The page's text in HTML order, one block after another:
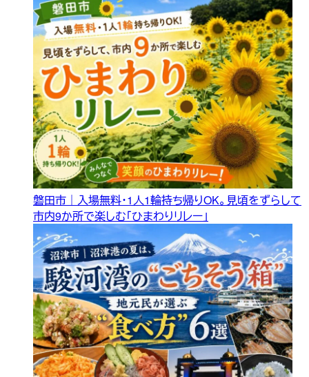
磐田市｜入場無料・1人1輪持ち帰りOK。見頃をずらして
市内9か所で楽しむ「ひまわりリレー」